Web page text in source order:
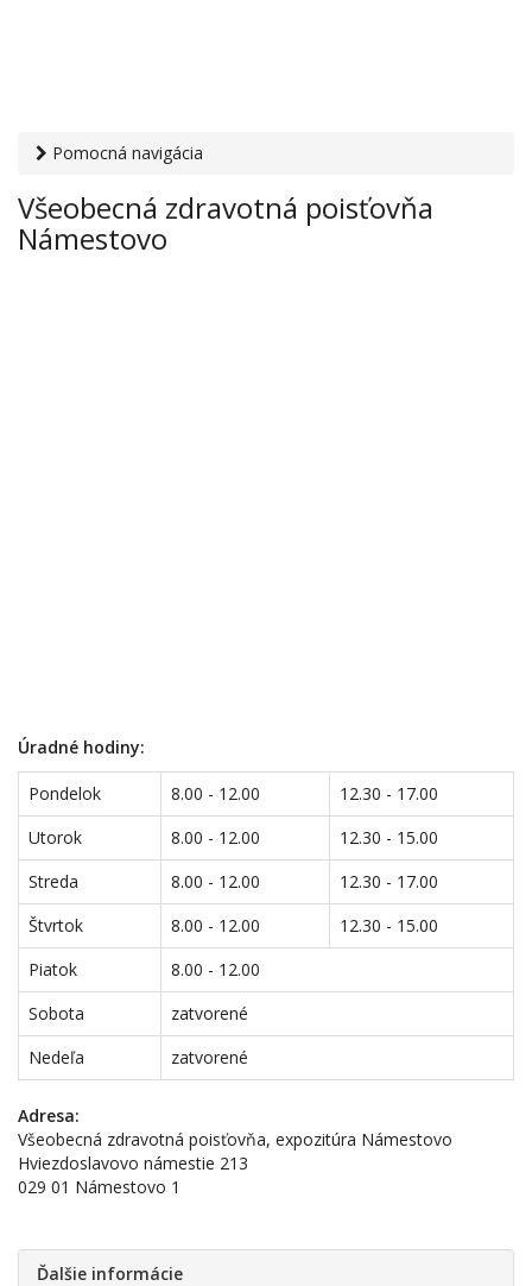
Pomocná navigácia
Všeobecná zdravotná poisťovňa Námestovo
Všeobecná zdravotná poisťovňa
Námestovo
Úradné hodiny:
Pondelok 8.00 - 12.00
12.30 - 17.00
Utorok
8.00 - 12.00
12.30 - 15.00
Streda
8.00 - 12.00
12.30 - 17.00
Štvrtok
8.00 - 12.00
12.30 - 15.00
Piatok
8.00 - 12.00
Sobota
zatvorené
Nedeľa
zatvorené
Adresa:
Všeobecná zdravotná poisťovňa, expozitúra Námestovo
Hviezdoslavovo námestie 213
029 01 Námestovo 1
Ďalšie informácie